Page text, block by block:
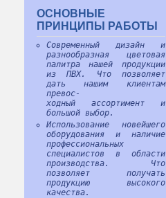
ОСНОВНЫЕ
ПРИНЦИПЫ РАБОТЫ
Современный дизайн и
разнообразная цветовая
палитра нашей продукции
из ПВХ. Что позволяет
дать нашим клиентам
превос-
ходный ассортимент и
большой выбор.
Использование новейшего
оборудования и наличие
профессиональных
специалистов в области
производства. Что
позволяет получать
продукцию высокого
качества.